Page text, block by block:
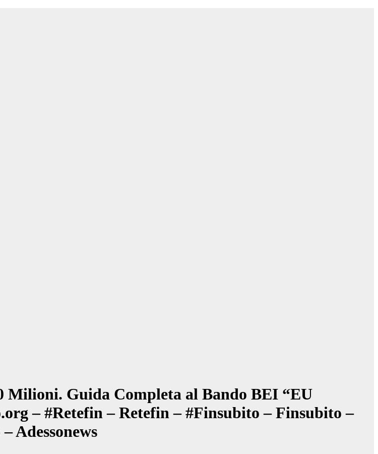
Milioni. Guida Completa al Bando BEI “EU
– #Retefin – Retefin – #Finsubito – Finsubito –
Adessonews